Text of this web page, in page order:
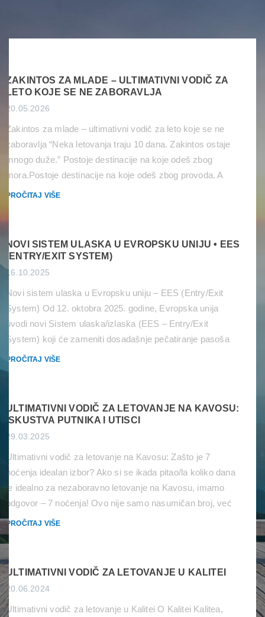
ZAKINTOS ZA MLADE – ULTIMATIVNI VODIČ ZA
LETO KOJE SE NE ZABORAVLJA
20.05.2026
Zakintos za mlade – ultimativni vodič za leto koje se ne
zaboravlja “Neka letovanja traju 10 dana. Zakintos ostaje
mnogo duže.” Postoje destinacije na koje odeš zbog
mora.Postoje destinacije na koje odeš zbog provoda. A
onda postoji Zakintos — ostrvo na kom se tirkizna voda,
[…]
PROČITAJ VIŠE
NOVI SISTEM ULASKA U EVROPSKU UNIJU • EES
(ENTRY/EXIT SYSTEM)
16.10.2025
Novi sistem ulaska u Evropsku uniju – EES (Entry/Exit
System) Od 12. oktobra 2025. godine, Evropska unija
uvodi novi Sistem ulaska/izlaska (EES – Entry/Exit
System) koji će zameniti dosadašnje pečatiranje pasoša
digitalnim evidentiranjem svih ulazaka i izlazaka iz
šengenskog prostora. Šta je EES? EES je automatski IT
PROČITAJ VIŠE
ULTIMATIVNI VODIČ ZA LETOVANJE NA KAVOSU:
ISKUSTVA PUTNIKA I UTISCI
29.03.2025
Ultimativni vodič za letovanje na Kavosu: Zašto je 7
noćenja idealan izbor? Ako si se ikada pitao/la koliko dana
je idealno za nezaboravno letovanje na Kavosu, imamo
odgovor – 7 noćenja! Ovo nije samo nasumičan broj, već
rezultat više od 15 godina iskustva u organizovanju
letovanja na ovom ludom ostrvu. Evo zašto je upravo 8 […]
PROČITAJ VIŠE
ULTIMATIVNI VODIČ ZA LETOVANJE U KALITEI
20.06.2024
Ultimativni vodič za letovanje u Kalitei O Kalitei Kalitea,